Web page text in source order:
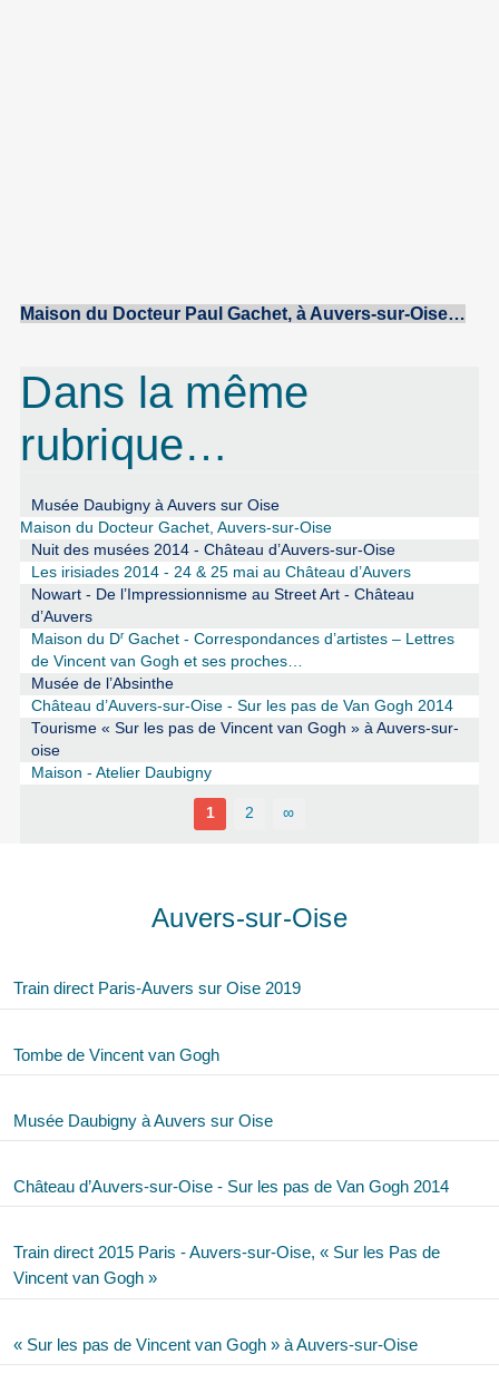
Maison du Docteur Paul Gachet, à Auvers-sur-Oise…
Dans la même
rubrique…
Musée Daubigny à Auvers sur Oise
Maison du Docteur Gachet, Auvers-sur-Oise
Nuit des musées 2014 - Château d’Auvers-sur-Oise
Les irisiades 2014 - 24 & 25 mai au Château d’Auvers
Nowart - De l’Impressionnisme au Street Art - Château
d’Auvers
Maison du DrGachet - Correspondances d’artistes – Lettres
de Vincent van Gogh et ses proches…
Musée de l’Absinthe
Château d’Auvers-sur-Oise - Sur les pas de Van Gogh 2014
Tourisme « Sur les pas de Vincent van Gogh » à Auvers-sur-
oise
Maison - Atelier Daubigny
1 2 ∞
Auvers-sur-Oise
Train direct Paris-Auvers sur Oise 2019
Tombe de Vincent van Gogh
Musée Daubigny à Auvers sur Oise
Château d’Auvers-sur-Oise - Sur les pas de Van Gogh 2014
Train direct 2015 Paris - Auvers-sur-Oise, « Sur les Pas de
Vincent van Gogh »
« Sur les pas de Vincent van Gogh » à Auvers-sur-Oise